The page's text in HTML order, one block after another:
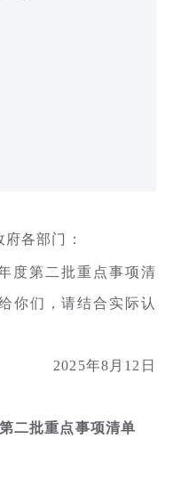
各部门：
度第二批重点事项清
你们，请结合实际认
2025年8月12日
二批重点事项清单